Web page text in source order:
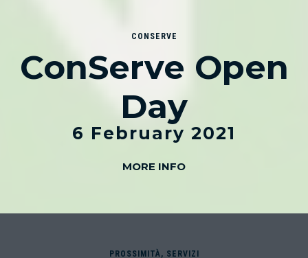
CONSERVE
ConServe Open
Day
6 February 2021
MORE INFO
PROSSIMITÀ, SERVIZI